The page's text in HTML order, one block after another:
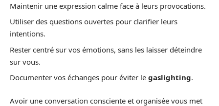
Maintenir une expression calme face à leurs provocations.
Utiliser des questions ouvertes pour clarifier leurs
intentions.
Rester centré sur vos émotions, sans les laisser déteindre
sur vous.
Documenter vos échanges pour éviter le gaslighting.
Avoir une conversation consciente et organisée vous met